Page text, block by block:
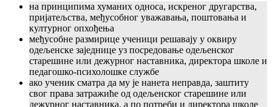
на принципима хуманих односа, искреног другарства,
пријатељства, међусобног уважавања, поштовања и
културног опхођења
међусобне размирице ученици решавају у оквиру
одељенске заједнице уз посредовање одељенског
старешине или дежурног наставника, директора школе и
педагошко-психолошке службе
ако ученик сматра да му је нанета неправда, заштиту
свог права затражиће од одељенског старешине или
дежурног наставника, а по потреби и директора школе